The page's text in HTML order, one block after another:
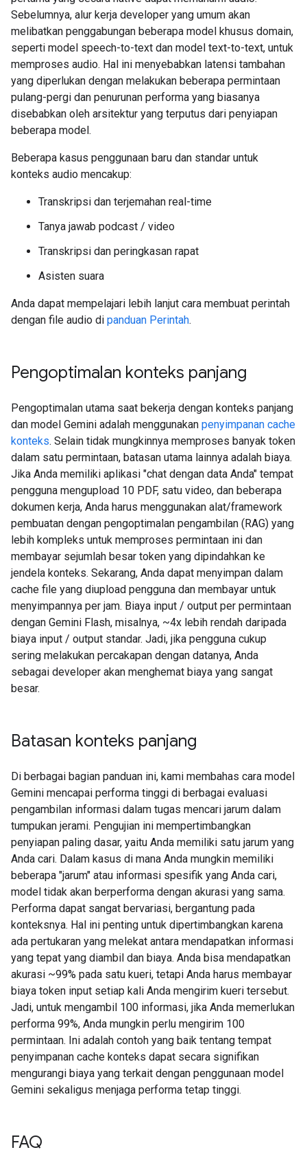
Sebelumnya, alur kerja developer yang umum akan
melibatkan penggabungan beberapa model khusus domain,
seperti model speech-to-text dan model text-to-text, untuk
memproses audio. Hal ini menyebabkan latensi tambahan
yang diperlukan dengan melakukan beberapa permintaan
pulang-pergi dan penurunan performa yang biasanya
disebabkan oleh arsitektur yang terputus dari penyiapan
beberapa model.
Beberapa kasus penggunaan baru dan standar untuk
konteks audio mencakup:
Transkripsi dan terjemahan real-time
Tanya jawab podcast / video
Transkripsi dan peringkasan rapat
Asisten suara
Anda dapat mempelajari lebih lanjut cara membuat perintah
dengan file audio di panduan Perintah.
Pengoptimalan konteks panjang
Pengoptimalan utama saat bekerja dengan konteks panjang
dan model Gemini adalah menggunakan penyimpanan cache
konteks. Selain tidak mungkinnya memproses banyak token
dalam satu permintaan, batasan utama lainnya adalah biaya.
Jika Anda memiliki aplikasi "chat dengan data Anda" tempat
pengguna mengupload 10 PDF, satu video, dan beberapa
dokumen kerja, Anda harus menggunakan alat/framework
pembuatan dengan pengoptimalan pengambilan (RAG) yang
lebih kompleks untuk memproses permintaan ini dan
membayar sejumlah besar token yang dipindahkan ke
jendela konteks. Sekarang, Anda dapat menyimpan dalam
cache file yang diupload pengguna dan membayar untuk
menyimpannya per jam. Biaya input / output per permintaan
dengan Gemini Flash, misalnya, ~4x lebih rendah daripada
biaya input / output standar. Jadi, jika pengguna cukup
sering melakukan percakapan dengan datanya, Anda
sebagai developer akan menghemat biaya yang sangat
besar.
Batasan konteks panjang
Di berbagai bagian panduan ini, kami membahas cara model
Gemini mencapai performa tinggi di berbagai evaluasi
pengambilan informasi dalam tugas mencari jarum dalam
tumpukan jerami. Pengujian ini mempertimbangkan
penyiapan paling dasar, yaitu Anda memiliki satu jarum yang
Anda cari. Dalam kasus di mana Anda mungkin memiliki
beberapa "jarum" atau informasi spesifik yang Anda cari,
model tidak akan berperforma dengan akurasi yang sama.
Performa dapat sangat bervariasi, bergantung pada
konteksnya. Hal ini penting untuk dipertimbangkan karena
ada pertukaran yang melekat antara mendapatkan informasi
yang tepat yang diambil dan biaya. Anda bisa mendapatkan
akurasi ~99% pada satu kueri, tetapi Anda harus membayar
biaya token input setiap kali Anda mengirim kueri tersebut.
Jadi, untuk mengambil 100 informasi, jika Anda memerlukan
performa 99%, Anda mungkin perlu mengirim 100
permintaan. Ini adalah contoh yang baik tentang tempat
penyimpanan cache konteks dapat secara signifikan
mengurangi biaya yang terkait dengan penggunaan model
Gemini sekaligus menjaga performa tetap tinggi.
FAQ